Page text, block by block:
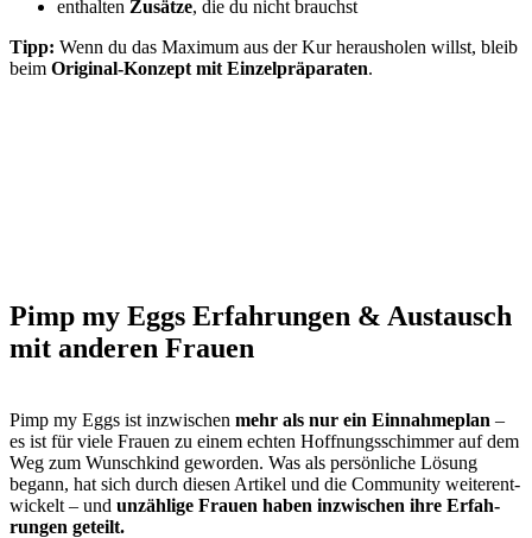
ent­hal­ten Zusät­ze, die du nicht brauchst
Tipp: Wenn du das Maxi­mum aus der Kur her­aus­ho­len willst, bleib
beim Ori­gi­nal-Kon­zept mit Ein­zel­prä­pa­ra­ten.
Pimp my Eggs Erfah­run­gen & Aus­tausch
mit ande­ren Frau­en
Pimp my Eggs ist inzwi­schen mehr als nur ein Ein­nah­me­plan –
es ist für vie­le Frau­en zu einem ech­ten Hoff­nungs­schim­mer auf dem
Weg zum Wunsch­kind gewor­den. Was als per­sön­li­che Lösung
begann, hat sich durch die­sen Arti­kel und die Com­mu­ni­ty wei­ter­ent­
wi­ckelt – und unzäh­li­ge Frau­en haben inzwi­schen ihre Erfah­
run­gen geteilt.